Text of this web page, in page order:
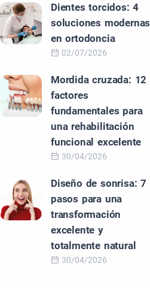
Dientes torcidos: 4
soluciones modernas
en ortodoncia
02/07/2026
Mordida cruzada: 12
factores
fundamentales para
una rehabilitación
funcional excelente
30/04/2026
Diseño de sonrisa: 7
pasos para una
transformación
excelente y
totalmente natural
30/04/2026